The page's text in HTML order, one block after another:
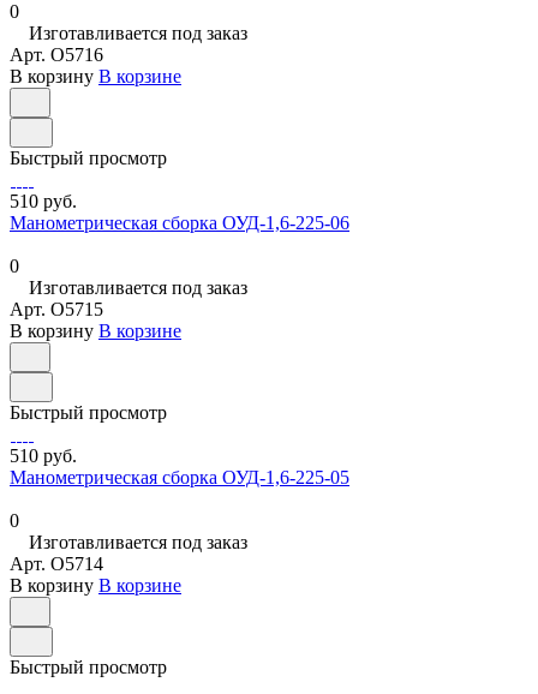
0
Изготавливается под заказ
Арт. O5716
В корзину В корзине
Быстрый просмотр
510 руб.
Манометрическая сборка ОУД-1,6-225-06
0
Изготавливается под заказ
Арт. O5715
В корзину В корзине
Быстрый просмотр
510 руб.
Манометрическая сборка ОУД-1,6-225-05
0
Изготавливается под заказ
Арт. O5714
В корзину В корзине
Быстрый просмотр